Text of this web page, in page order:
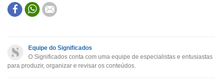
Este conteúdo não tem a informação que procuro
Outro
Equipe do Significados
O Significados conta com uma equipe de especialistas e entusiastas
para produzir, organizar e revisar os conteúdos.